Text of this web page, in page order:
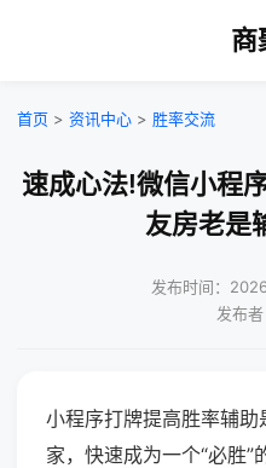
商
首页 > 资讯中心 > 胜率交流
速成心法!微信小程
友房老是
发布时间：
发布
小程序打牌提高胜率辅
家，快速成为一个“必胜